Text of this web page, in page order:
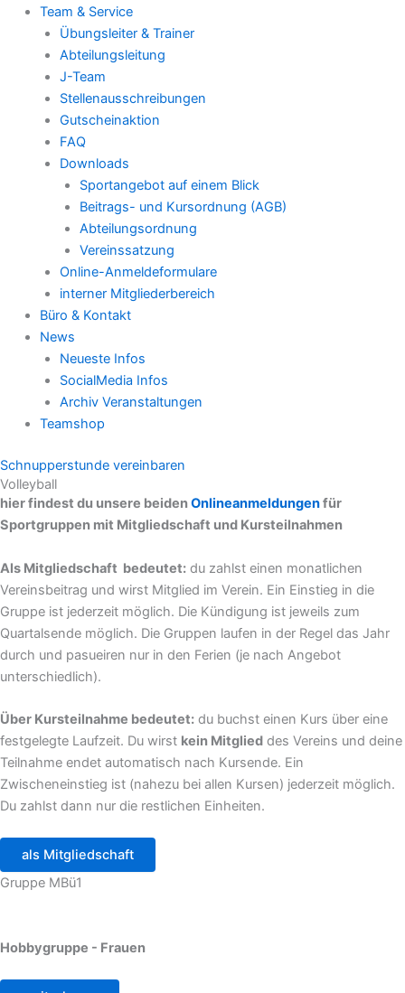
Team & Service
Übungsleiter & Trainer
Abteilungsleitung
J-Team
Stellenausschreibungen
Gutscheinaktion
FAQ
Downloads
Sportangebot auf einem Blick
Beitrags- und Kursordnung (AGB)
Abteilungsordnung
Vereinssatzung
Online-Anmeldeformulare
interner Mitgliederbereich
Büro & Kontakt
News
Neueste Infos
SocialMedia Infos
Archiv Veranstaltungen
Teamshop
Schnupperstunde vereinbaren
Volleyball
hier findest du unsere beidenOnlineanmeldungenfür
Sportgruppen mit Mitgliedschaft und Kursteilnahmen
Als Mitgliedschaft bedeutet: du zahlst einen monatlichen
Vereinsbeitrag und wirst Mitglied im Verein. Ein Einstieg in die
Gruppe ist jederzeit möglich. Die Kündigung ist jeweils zum
Quartalsende möglich. Die Gruppen laufen in der Regel das Jahr
durch und pasueiren nur in den Ferien (je nach Angebot
unterschiedlich).
Über Kursteilnahme bedeutet: du buchst einen Kurs über eine
festgelegte Laufzeit. Du wirst kein Mitglied des Vereins und deine
Teilnahme endet automatisch nach Kursende. Ein
Zwischeneinstieg ist (nahezu bei allen Kursen) jederzeit möglich.
Du zahlst dann nur die restlichen Einheiten.
als Mitgliedschaft
Gruppe MBü1
Hobbygruppe - Frauen